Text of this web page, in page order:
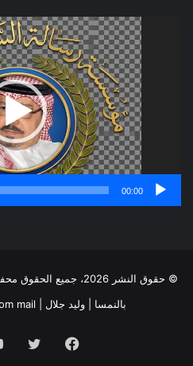
00:00
© حقوق النشر 2026، جميع الحقوق محفوظة |
بالنمسا | وليد جلال
mail
فيسبوك تويتر